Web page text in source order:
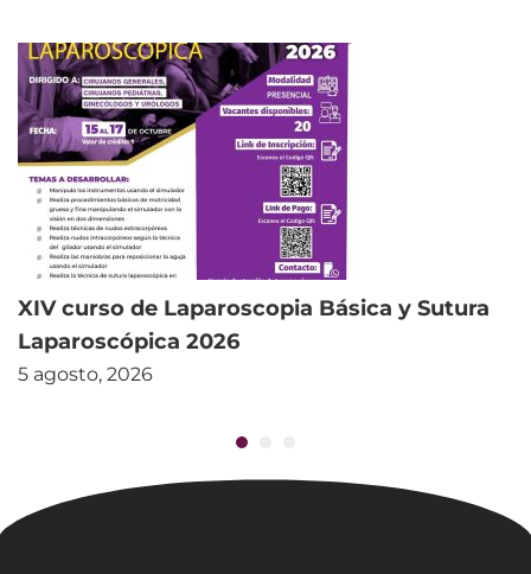
XIV curso de Laparoscopia Básica y Sutura
Laparoscópica 2026
5 agosto, 2026